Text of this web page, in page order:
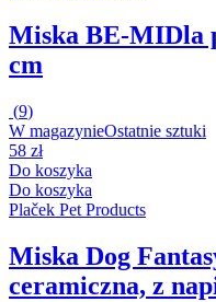
Miska BE-MIDla
cm
(9)
W magazynieOstatnie sztuki
58 zł
Do koszyka
Do koszyka
Plaček Pet Products
Miska Dog
ceramiczna, z